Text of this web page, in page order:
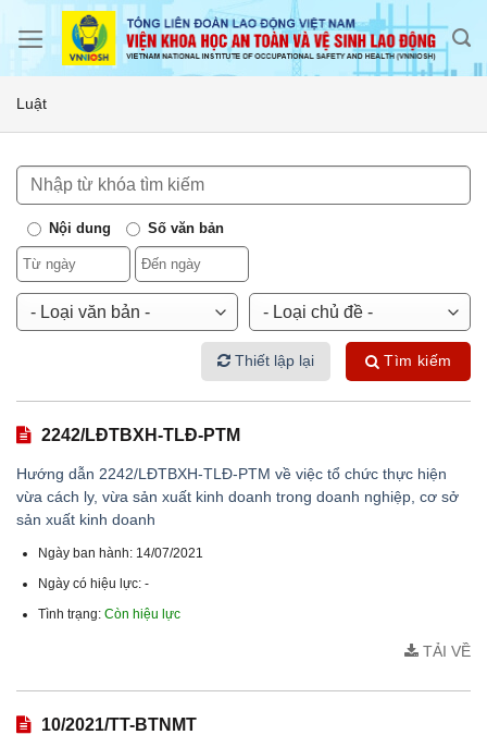
Luật
Nội dung Số văn bản
Thiết lập lại Tìm kiếm
2242/LĐTBXH-TLĐ-PTM
Hướng dẫn 2242/LĐTBXH-TLĐ-PTM về việc tổ chức thực hiện
vừa cách ly, vừa sản xuất kinh doanh trong doanh nghiệp, cơ sở
sản xuất kinh doanh
Ngày ban hành: 14/07/2021
Ngày có hiệu lực: -
Tình trạng: Còn hiệu lực
TẢI VỀ
10/2021/TT-BTNMT